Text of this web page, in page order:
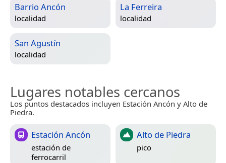
Barrio Ancón
localidad
La Ferreira
localidad
San Agustín
localidad
Lugares notables cercanos
Los puntos destacados incluyen Estación Ancón y Alto de
Piedra.
Estación Ancón
estación de
ferrocarril
Alto de Piedra
pico